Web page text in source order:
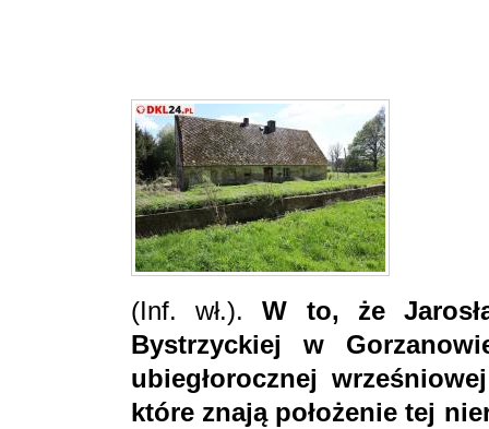
(Inf. wł.).W to, że
Bystrzyckiej w
ubiegłorocznej
które znają położenie tej